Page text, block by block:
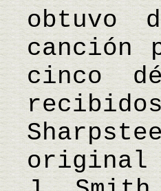
obtuvo
canción
cinco
original